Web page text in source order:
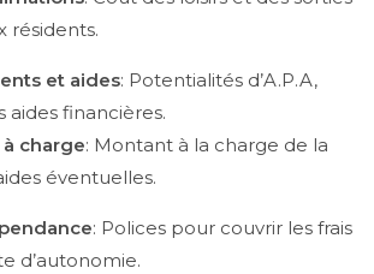
résidents.
et aides: Potentialités d’A.P.A,
aides financières.
charge: Montant à la charge de la
éventuelles.
: Polices pour couvrir les frais
d’autonomie.